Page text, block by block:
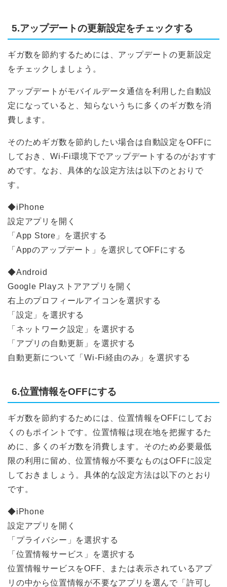
5.アップデートの更新設定をチェックする
ギガ数を節約するためには、アップデートの更新設定
をチェックしましょう。
アップデートがモバイルデータ通信を利用した自動設
定になっていると、知らないうちに多くのギガ数を消
費します。
そのためギガ数を節約したい場合は自動設定をOFFに
しておき、Wi-Fi環境下でアップデートするのがおすす
めです。なお、具体的な設定方法は以下のとおりで
す。
◆iPhone
設定アプリを開く
「App Store」を選択する
「Appのアップデート」を選択してOFFにする
◆Android
Google Playストアアプリを開く
右上のプロフィールアイコンを選択する
「設定」を選択する
「ネットワーク設定」を選択する
「アプリの自動更新」を選択する
自動更新について「Wi-Fi経由のみ」を選択する
6.位置情報をOFFにする
ギガ数を節約するためには、位置情報をOFFにしてお
くのもポイントです。位置情報は現在地を把握するた
めに、多くのギガ数を消費します。そのため必要最低
限の利用に留め、位置情報が不要なものはOFFに設定
しておきましょう。具体的な設定方法は以下のとおり
です。
◆iPhone
設定アプリを開く
「プライバシー」を選択する
「位置情報サービス」を選択する
位置情報サービスをOFF、または表示されているアプ
リの中から位置情報が不要なアプリを選んで「許可し